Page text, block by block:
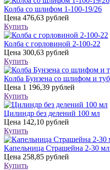
Колба со шлифом 1-100-19/26
Цена 476,63 рублей
Купить
Колба с горловиной 2-100-22
Цена 300,63 рублей
Купить
Колба Бунзена со шлифом и
Цена 1 196,39 рублей
Купить
Цилиндр без делений 100 мл
Цена 142,10 рублей
Купить
Капельница Страшейна 2-30 мл
Цена 258,85 рублей
Купить